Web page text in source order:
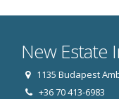
New Estate
1135 Budapest
+36 70 413-6983